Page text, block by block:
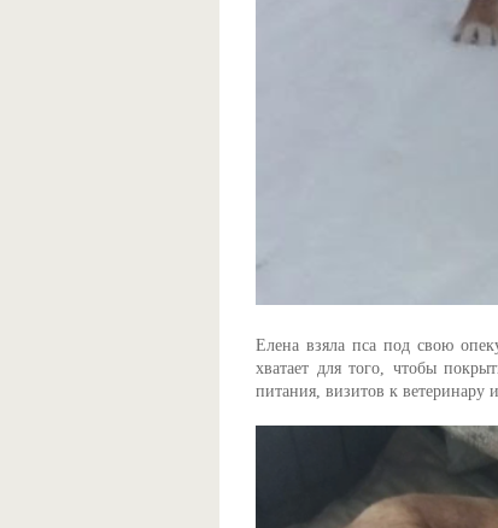
Елена взяла пса под свою
хватает для того, чтобы
питания, визитов к ветеринару